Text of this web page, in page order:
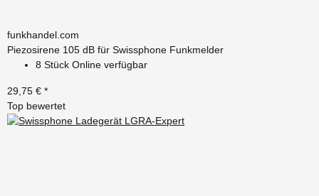
funkhandel.com
Piezosirene 105 dB für Swissphone Funkmelder
8 Stück Online verfügbar
29,75 € *
Top bewertet